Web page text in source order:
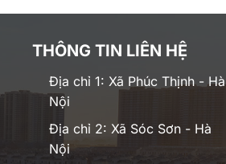
THÔNG TIN LIÊN HỆ
Địa chỉ 1: Xã Phúc Thịnh - Hà
Nội
Địa chỉ 2: Xã Sóc Sơn - Hà
Nội